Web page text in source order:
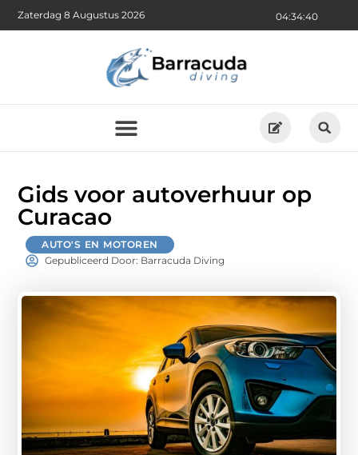
04:34:41
Zaterdag 8 Augustus 2026
Gids voor autoverhuur op
Curacao
AUTO'S EN MOTOREN
Gepubliceerd Door: Barracuda Diving